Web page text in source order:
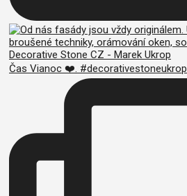
Čas Vianoc ❤️. #decorativestoneukrop